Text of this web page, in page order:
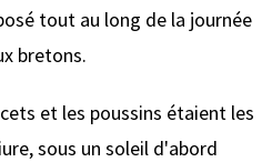
tout au long de la journée
bretons.
et les poussins étaient les
sous un soleil d'abord